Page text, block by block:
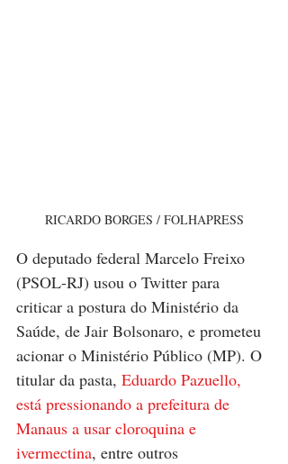
RICARDO BORGES / FOLHAPRESS
O deputado federal Marcelo Freixo
(PSOL-RJ) usou o Twitter para
criticar a postura do Ministério da
Saúde, de Jair Bolsonaro, e prometeu
acionar o Ministério Público (MP). O
titular da pasta, Eduardo Pazuello,
está pressionando a prefeitura de
Manaus a usar cloroquina e
ivermectina, entre outros